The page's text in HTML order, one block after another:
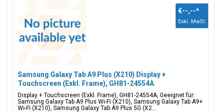
Samsung Galaxy Tab A9 Plus (X210) Display +
Touchscreen (Exkl. Frame), GH81-24554A
Display + Touchscreen (Exkl. Frame), GH81-24554A, Geeignet für:
Samsung Galaxy Tab A9 Plus Wi-Fi (X210), Samsung Galaxy Tab A9+
Wi-Fi (X210), Samsung Galaxy Tab A9 Plus 5G (X2...
€--,--*
Exkl. MwSt.